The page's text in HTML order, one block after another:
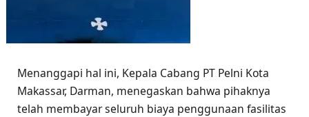
Menanggapi hal ini, Kepala Cabang PT Pelni Kota
Makassar, Darman, menegaskan bahwa pihaknya
telah membayar seluruh biaya penggunaan fasilitas